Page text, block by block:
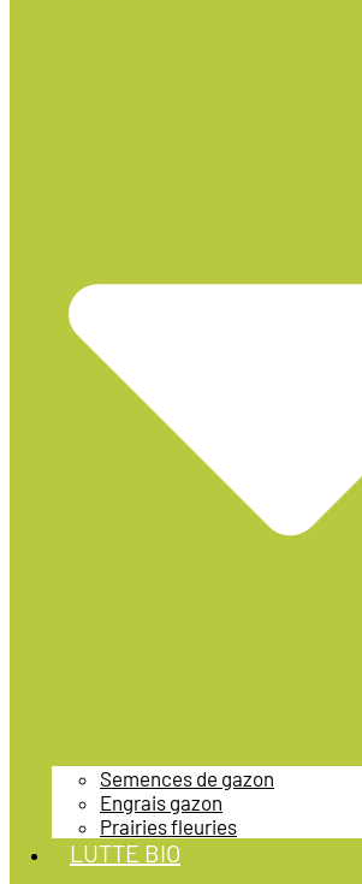
Semences de gazon
Engrais gazon
Prairies fleuries
LUTTE BIO